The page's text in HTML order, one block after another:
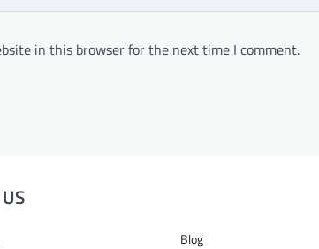
in this browser for the next time I comment.
Blog